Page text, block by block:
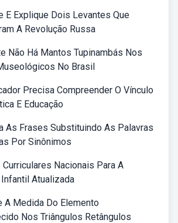
E Explique Dois Levantes Que
A Revolução Russa
Não Há Mantos Tupinambás Nos
No Brasil
Precisa Compreender O Vínculo
E Educação
As Frases Substituindo As Palavras
Por Sinônimos
Nacionais Para A
Infantil Atualizada
A Medida Do Elemento
Nos Triângulos Retângulos